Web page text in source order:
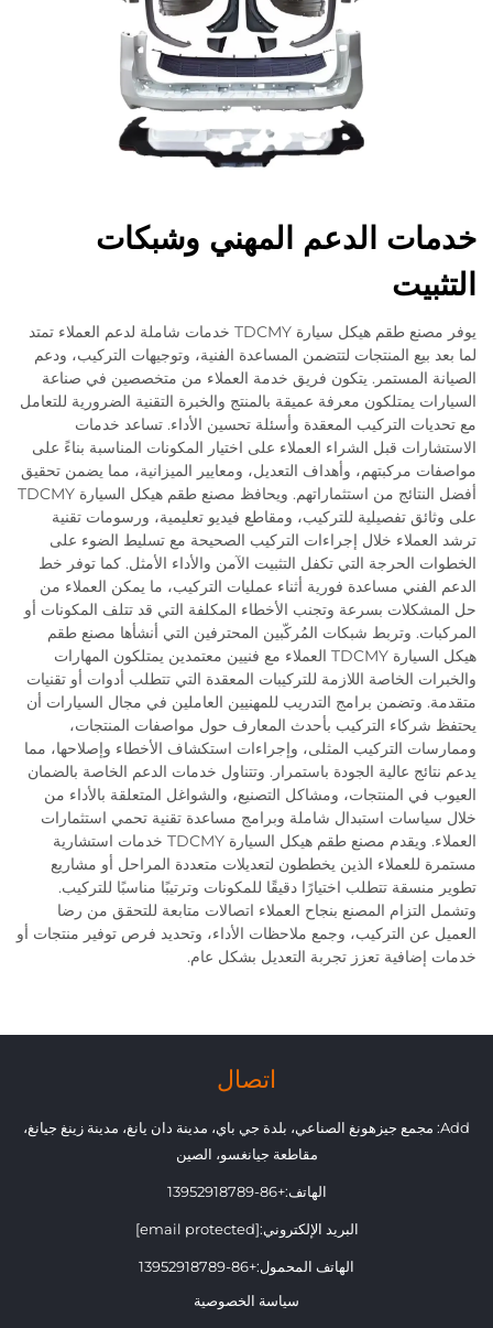
خدمات الدعم المهني وشبكات
التثبيت
يوفر مصنع طقم هيكل سيارة TDCMY خدمات شاملة لدعم العملاء تمتد
لما بعد بيع المنتجات لتتضمن المساعدة الفنية، وتوجيهات التركيب، ودعم
الصيانة المستمر. يتكون فريق خدمة العملاء من متخصصين في صناعة
السيارات يمتلكون معرفة عميقة بالمنتج والخبرة التقنية الضرورية للتعامل
مع تحديات التركيب المعقدة وأسئلة تحسين الأداء. تساعد خدمات
الاستشارات قبل الشراء العملاء على اختيار المكونات المناسبة بناءً على
مواصفات مركبتهم، وأهداف التعديل، ومعايير الميزانية، مما يضمن تحقيق
أفضل النتائج من استثماراتهم. ويحافظ مصنع طقم هيكل السيارة TDCMY
على وثائق تفصيلية للتركيب، ومقاطع فيديو تعليمية، ورسومات تقنية
ترشد العملاء خلال إجراءات التركيب الصحيحة مع تسليط الضوء على
الخطوات الحرجة التي تكفل التثبيت الآمن والأداء الأمثل. كما توفر خط
الدعم الفني مساعدة فورية أثناء عمليات التركيب، ما يمكن العملاء من
حل المشكلات بسرعة وتجنب الأخطاء المكلفة التي قد تتلف المكونات أو
المركبات. وتربط شبكات المُركّبين المحترفين التي أنشأها مصنع طقم
هيكل السيارة TDCMY العملاء مع فنيين معتمدين يمتلكون المهارات
والخبرات الخاصة اللازمة للتركيبات المعقدة التي تتطلب أدوات أو تقنيات
متقدمة. وتضمن برامج التدريب للمهنيين العاملين في مجال السيارات أن
يحتفظ شركاء التركيب بأحدث المعارف حول مواصفات المنتجات،
وممارسات التركيب المثلى، وإجراءات استكشاف الأخطاء وإصلاحها، مما
يدعم نتائج عالية الجودة باستمرار. وتتناول خدمات الدعم الخاصة بالضمان
العيوب في المنتجات، ومشاكل التصنيع، والشواغل المتعلقة بالأداء من
خلال سياسات استبدال شاملة وبرامج مساعدة تقنية تحمي استثمارات
العملاء. ويقدم مصنع طقم هيكل السيارة TDCMY خدمات استشارية
مستمرة للعملاء الذين يخططون لتعديلات متعددة المراحل أو مشاريع
تطوير منسقة تتطلب اختيارًا دقيقًا للمكونات وترتيبًا مناسبًا للتركيب.
وتشمل التزام المصنع بنجاح العملاء اتصالات متابعة للتحقق من رضا
العميل عن التركيب، وجمع ملاحظات الأداء، وتحديد فرص توفير منتجات أو
خدمات إضافية تعزز تجربة التعديل بشكل عام.
اتصال
Add: مجمع جيزهونغ الصناعي، بلدة جي باي، مدينة دان يانغ، مدينة زينغ جيانغ،
مقاطعة جيانغسو، الصين
الهاتف:+86-13952918789
البريد الإلكتروني:[email protected]
الهاتف المحمول:+86-13952918789
سياسة الخصوصية